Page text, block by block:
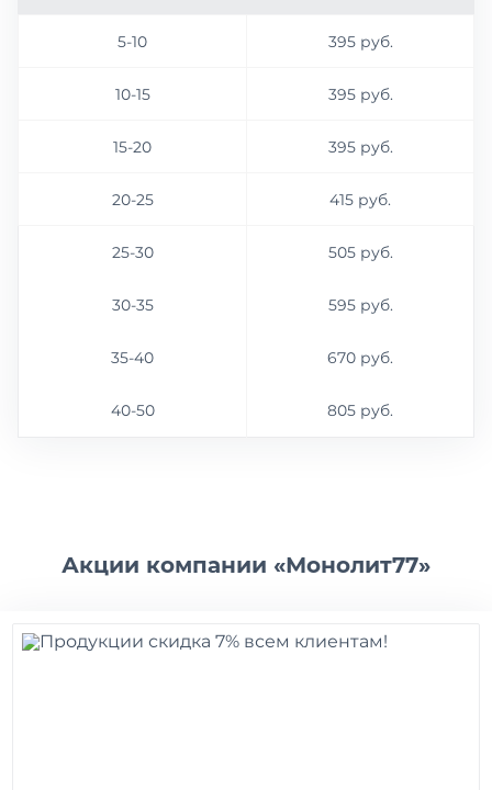
5-10 395 руб.
10-15 395 руб.
15-20 395 руб.
20-25 415 руб.
25-30 505 руб.
30-35 595 руб.
35-40 670 руб.
40-50 805 руб.
Акции компании «Монолит77»